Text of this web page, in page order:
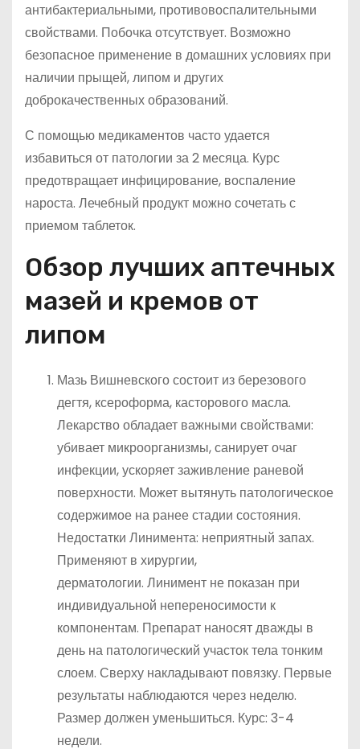
антибактериальными, противовоспалительными
свойствами. Побочка отсутствует. Возможно
безопасное применение в домашних условиях при
наличии прыщей, липом и других
доброкачественных образований.
С помощью медикаментов часто удается
избавиться от патологии за 2 месяца. Курс
предотвращает инфицирование, воспаление
нароста. Лечебный продукт можно сочетать с
приемом таблеток.
Обзор лучших аптечных
мазей и кремов от
липом
Мазь Вишневского состоит из березового
дегтя, ксероформа, касторового масла.
Лекарство обладает важными свойствами:
убивает микроорганизмы, санирует очаг
инфекции, ускоряет заживление раневой
поверхности. Может вытянуть патологическое
содержимое на ранее стадии состояния.
Недостатки Линимента: неприятный запах.
Применяют в хирургии,
дерматологии. Линимент не показан при
индивидуальной непереносимости к
компонентам. Препарат наносят дважды в
день на патологический участок тела тонким
слоем. Сверху накладывают повязку. Первые
результаты наблюдаются через неделю.
Размер должен уменьшиться. Курс: 3-4
недели.